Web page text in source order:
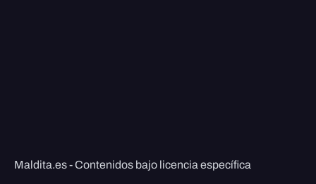
Maldita.es - Contenidos bajo licencia específica